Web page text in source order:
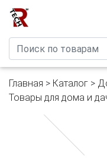
Главная > Каталог >
Товары для дома и